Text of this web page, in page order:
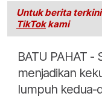
Untuk berita
TikTokkami
BATU PAHAT -
menjadikan
lumpuh kedua-